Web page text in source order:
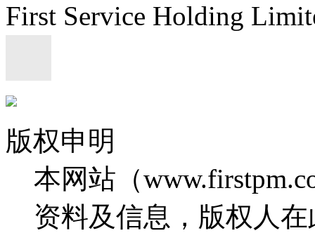
First Service Holding
版权申明
本网站（
资料及信息，版权人